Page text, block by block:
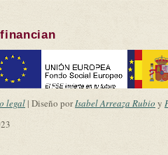
legal| Diseño porIsabel Arreaza Rubio y